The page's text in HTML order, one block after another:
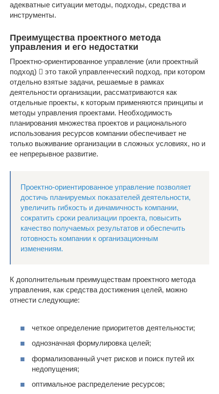
адекватные ситуации методы, подходы, средства и
инструменты.
Преимущества проектного метода
управления и его недостатки
Проектно-ориентированное управление (или проектный
подход)  это такой управленческий подход, при котором
отдельно взятые задачи, решаемые в рамках
деятельности организации, рассматриваются как
отдельные проекты, к которым применяются принципы и
методы управления проектами. Необходимость
планирования множества проектов и рационального
использования ресурсов компании обеспечивает не
только выживание организации в сложных условиях, но и
ее непрерывное развитие.
Проектно-ориентированное управление позволяет
достичь планируемых показателей деятельности,
увеличить гибкость и динамичность компании,
сократить сроки реализации проекта, повысить
качество получаемых результатов и обеспечить
готовность компании к организационным
изменениям.
К дополнительным преимуществам проектного метода
управления, как средства достижения целей, можно
отнести следующие:
четкое определение приоритетов деятельности;
однозначная формулировка целей;
формализованный учет рисков и поиск путей их
недопущения;
оптимальное распределение ресурсов;